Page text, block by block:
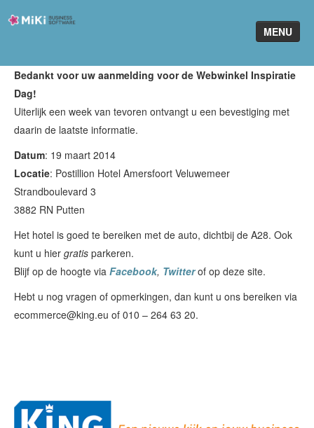
MENU
Software
Home
King Software
Software Online
Telefonie
Partners
Klant worden
Bedankt voor uw aanmelding voor de Webwinkel Inspiratie
Dag!
Uiterlijk een week van tevoren ontvangt u een bevestiging met
daarin de laatste informatie.
Datum: 19 maart 2014
Locatie: Postillion Hotel Amersfoort Veluwemeer
Strandboulevard 3
3882 RN Putten
Het hotel is goed te bereiken met de auto, dichtbij de A28. Ook
kunt u hier gratis parkeren.
Blijf op de hoogte via Facebook, Twitter of op deze site.
Hebt u nog vragen of opmerkingen, dan kunt u ons bereiken via
ecommerce@king.eu of 010 – 264 63 20.